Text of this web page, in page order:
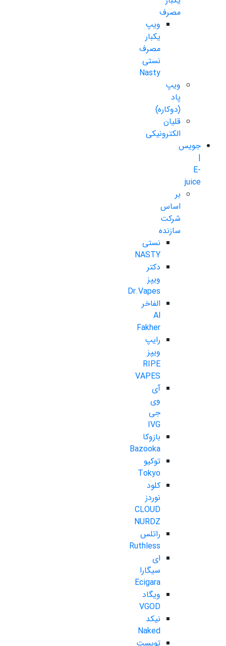
مصرف
ویپ
یکبار
مصرف
نستی
Nasty
ویپ
پاد
(دوکاره)
قلیان
الکترونیکی
جویس
|
E-
juice
بر
اساس
شرکت
سازنده
نستی
NASTY
دکتر
ویپز
Dr.Vapes
الفاخر
Al
Fakher
رایپ
ویپز
RIPE
VAPES
آی
وی
جی
IVG
بازوکا
Bazooka
توکیو
Tokyo
کلود
نوردز
CLOUD
NURDZ
راتلس
Ruthless
ای
سیگارا
Ecigara
ویگاد
VGOD
نیکد
Naked
تویست